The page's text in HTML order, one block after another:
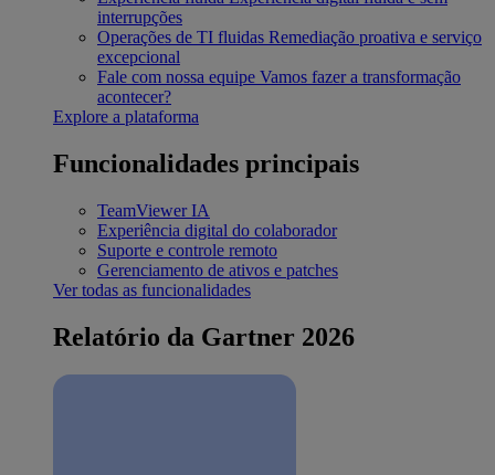
interrupções
Operações de TI fluidas Remediação proativa e serviço
excepcional
Fale com nossa equipe Vamos fazer a transformação
acontecer?
Explore a plataforma
Funcionalidades principais
TeamViewer IA
Experiência digital do colaborador
Suporte e controle remoto
Gerenciamento de ativos e patches
Ver todas as funcionalidades
Relatório da Gartner 2026